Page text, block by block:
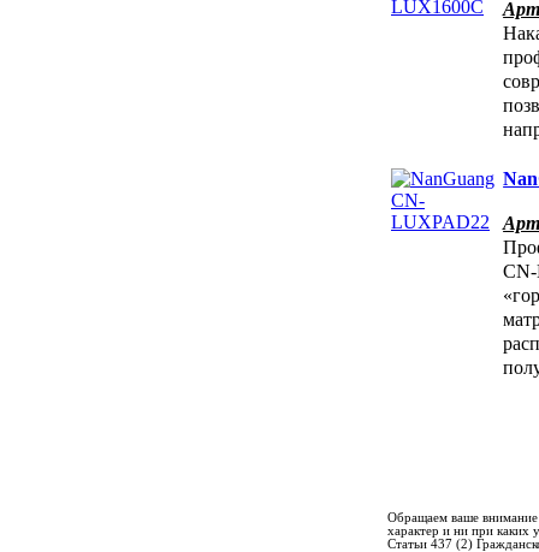
Обращаем ваше
характер и ни при каких
Статьи 437 (2)